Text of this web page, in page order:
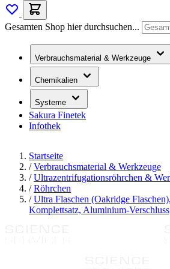
Gesamten Shop hier durchsuchen...
Verbrauchsmaterial & Werkzeuge
Chemikalien
Systeme
Sakura Finetek
Infothek
Startseite
/ Verbrauchsmaterial & Werkzeuge
/ Ultrazentrifugationsröhrchen &
/ Röhrchen
/ Ultra Flaschen (Oakridge
Komplettsatz, Aluminium-